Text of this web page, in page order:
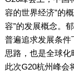
容的世界经济”的
容”的发展概念。
普遍追求发展条件
思路，也是全球化
此次G20杭州峰会